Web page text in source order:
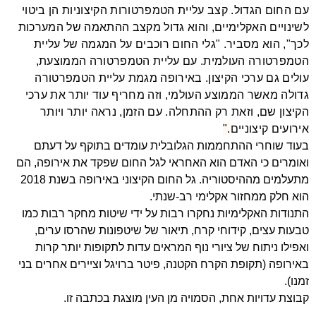
עם החום הגדול. קצב עליית הטמפרטורות הקיצוניות הן ביטוי
לשינויים האקלימיים, והוא גדול מקצב ההתאמה של המערכות
לכך", הוא מסביר. "גלי החום רוכבים על המגמה של עליית
הטמפרטורה העולמית. עם עליית הטמפרטורה הממוצעת,
עולים גם ערכי הקיצון. באירופה מגמת עליית הטמפרטורה
גדולה מאשר הממוצע העולמי, וזה מחריף עוד יותר את ערכי
הקיצון שם, וזאת רק ההתחלה. עם הזמן, נראה יותר ויותר
אירועים קיצוניים".
בעוד שוחרי ההתחממות הגלובלית עומדים בתוקף על דעתם
ואומרים כי האדם הוא האחראי לגל החום שפקד את אירופה, הם
מתעלמים מההיסטוריה. גל החום הקיצוני באירופה בשנת 2018
הוא חלק ממחזור אקלימי רב-שנתי.
התנודות האקלימיות נחקרו רבות על ידי שיטות מחקר רבות כמו
טבעות עצים, קידוחי קרח, תיאור של שיטפונות שהרסו ערים,
ואפילו ניתוח של ציורי נוף המראים עדות לתקופות יותר קרות
באירופה (תקופת הקרח הקטנה, פיטר ברויגל וציירים אחרים בני
זמנו).
קבוצת עדויות אחת, הסמויה מן העין מוצגת בכתבה זו.